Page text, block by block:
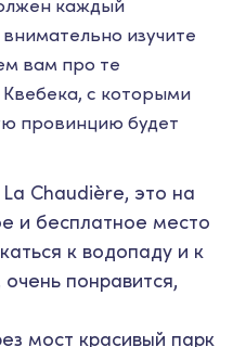
каждый
изучите
вам про те
с которыми
провинцию будет
Chaudière, это на
и бесплатное место
к водопаду и к
очень понравится,
мост красивый парк